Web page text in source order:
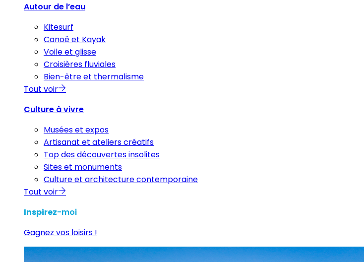
Autour de l’eau
Kitesurf
Canoë et Kayak
Voile et glisse
Croisières fluviales
Bien-être et thermalisme
Tout voir
Culture à vivre
Musées et expos
Artisanat et ateliers créatifs
Top des découvertes insolites
Sites et monuments
Culture et architecture contemporaine
Tout voir
Inspirez-moi
Gagnez vos loisirs !